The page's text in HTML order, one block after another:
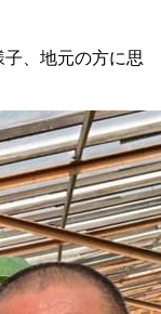
、地元の方に思